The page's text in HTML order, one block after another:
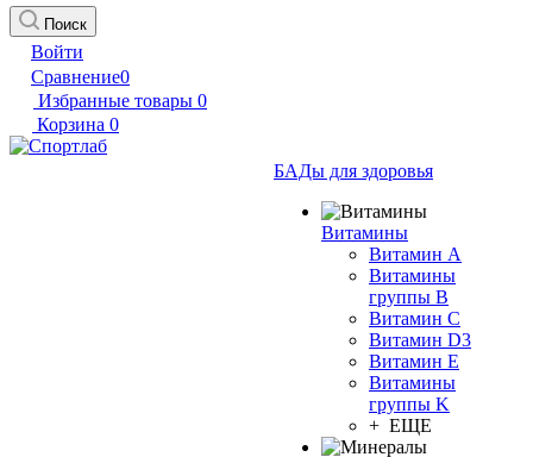
Поиск
Войти
Сравнение0
Избранные товары 0
Корзина 0
БАДы для здоровья
Витамины
Витамин А
Витамины
группы B
Витамин C
Витамин D3
Витамин E
Витамины
группы K
+ ЕЩЕ